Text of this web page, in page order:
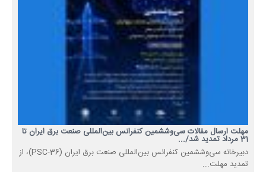
مهلت ارسال مقالات سی‌وششمین کنفرانس بین‌المللی صنعت برق ایران تا
31 مرداد تمدید شد/...
دبیرخانه سی‌وششمین کنفرانس بین‌المللی صنعت برق ایران (PSC-36)، از
تمدید مهلت...